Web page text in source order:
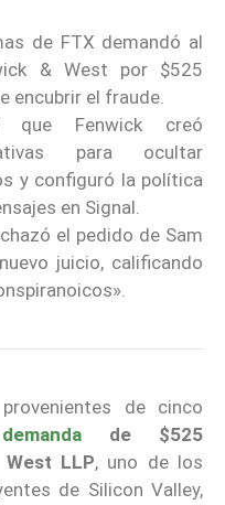
de FTX demandó al
& West por $525
encubrir el fraude.
que Fenwick creó
para ocultar
y configuró la política
en Signal.
el pedido de Sam
juicio, calificando
de cinco
demanda de $525
LLP, uno de los
de Silicon Valley,